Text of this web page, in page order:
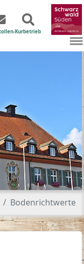
Kurbetrieb
Bodenrichtwerte